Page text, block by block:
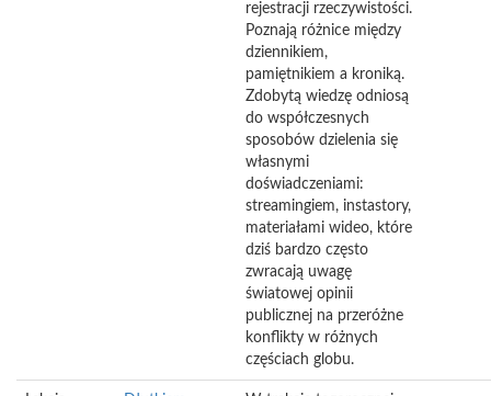
rejestracji rzeczywistości.
Poznają różnice między
dziennikiem,
pamiętnikiem a kroniką.
Zdobytą wiedzę odniosą
do współczesnych
sposobów dzielenia się
własnymi
doświadczeniami:
streamingiem, instastory,
materiałami wideo, które
dziś bardzo często
zwracają uwagę
światowej opinii
publicznej na przeróżne
konflikty w różnych
częściach globu.